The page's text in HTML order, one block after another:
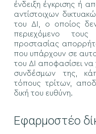
ένδειξη έγκρισης ή
αντίστοιχων
του ΔΙ, ο οποίος
περιεχόμενο
προστασίας
που υπάρχουν σε
του ΔΙ αποφασίσει να
συνδέσμων της,
τόπους τρίτων,
δική του ευθύνη.
Εφαρμοστέο